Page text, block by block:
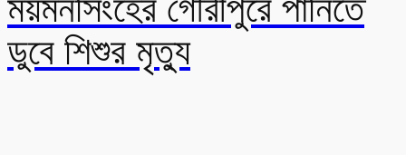
ময়মনসিংহের গৌরীপুরে পানিতে
ডুবে শিশুর মৃত্যু